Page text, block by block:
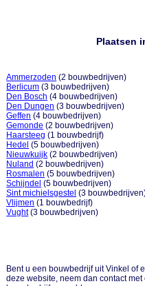
Plaatsen
Ammerzoden (2 bouwbedrijven)
Berlicum (3 bouwbedrijven)
Den Bosch (4 bouwbedrijven)
Den Dungen (3 bouwbedrijven)
Geffen (4 bouwbedrijven)
Gemonde (2 bouwbedrijven)
Haarsteeg (1 bouwbedrijf)
Hedel (5 bouwbedrijven)
Nieuwkuijk (2 bouwbedrijven)
Nuland (2 bouwbedrijven)
Rosmalen (5 bouwbedrijven)
Schijndel (5 bouwbedrijven)
Sint michielsgestel (3
Vlijmen (1 bouwbedrijf)
Vught(3 bouwbedrijven)
Bent u een bouwbedrijf uit Vinkel of
deze website, neem dan contact